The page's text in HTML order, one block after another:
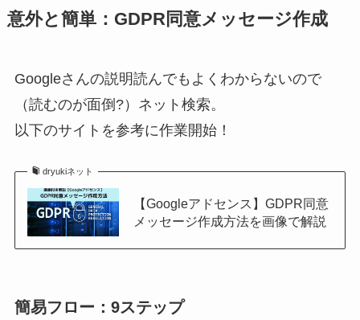
意外と簡単：GDPR同意メッセージ作成
Googleさんの説明読んでもよくわからないので
（読むのが面倒?）ネット検索。
以下のサイトを参考に作業開始！
dryukiネット
【Googleアドセンス】GDPR同意
メッセージ作成方法を画像で解説
簡易フロー：9ステップ